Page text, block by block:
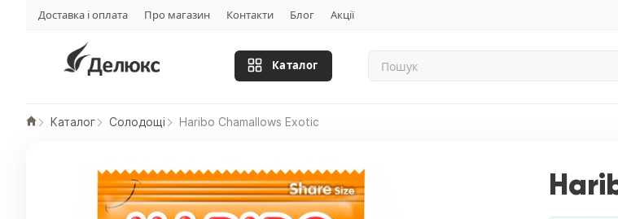
Доставка і оплата Про магазин Контакти Блог Акції
Каталог
Каталог Солодощі Haribo Chamallows Exotic